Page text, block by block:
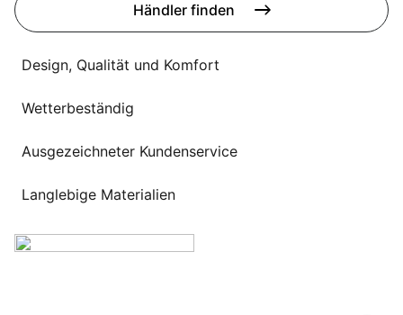
Händler finden
Design, Qualität und Komfort
Wetterbeständig
Ausgezeichneter Kundenservice
Langlebige Materialien